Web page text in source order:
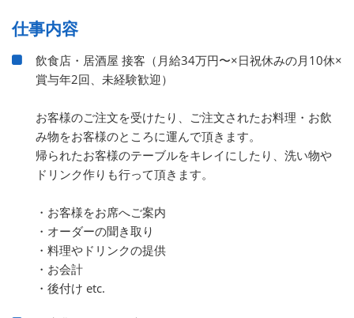
仕事内容
飲食店・居酒屋 接客（月給34万円〜×日祝休みの月10休×
賞与年2回、未経験歓迎）
お客様のご注文を受けたり、ご注文されたお料理・お飲
み物をお客様のところに運んで頂きます。
帰られたお客様のテーブルをキレイにしたり、洗い物や
ドリンク作りも行って頂きます。
・お客様をお席へご案内
・オーダーの聞き取り
・料理やドリンクの提供
・お会計
・後付け etc.